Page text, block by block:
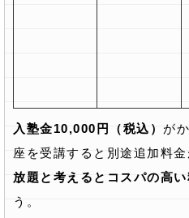
入塾金10,000円（税込） が
座を受講すると別途追加料金
放題と考えるとコスパの高い
う。